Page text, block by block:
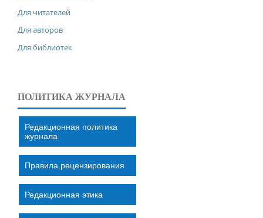
Для читателей
Для авторов
Для библиотек
ПОЛИТИКА ЖУРНАЛА
Редакционная политика
журнала
Правила рецензирования
Редакционная этика